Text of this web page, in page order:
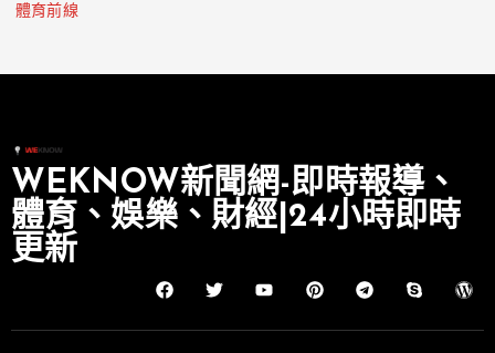
體育前線
WEKNOW新聞網-即時報導、
體育、娛樂、財經|24小時即時
更新